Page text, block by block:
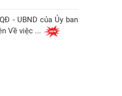
- UBND của Ủy ban
Về việc ...